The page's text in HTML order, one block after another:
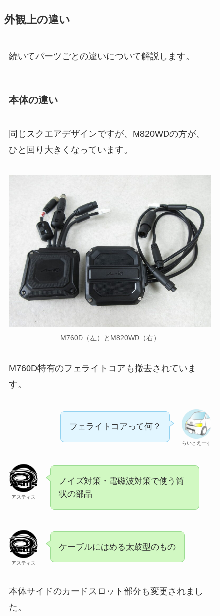
外観上の違い
続いてパーツごとの違いについて解説します。
本体の違い
同じスクエアデザインですが、M820WDの方が、
ひと回り大きくなっています。
M760D（左）とM820WD（右）
M760D特有のフェライトコアも撤去されていま
す。
らいとえーす
フェライトコアって何？
アスティス
ノイズ対策・電磁波対策で使う筒
状の部品
アスティス
ケーブルにはめる太鼓型のもの
本体サイドのカードスロット部分も変更されまし
た。